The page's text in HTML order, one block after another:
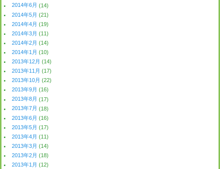
2014年6月 (14)
2014年5月 (21)
2014年4月 (19)
2014年3月 (11)
2014年2月 (14)
2014年1月 (10)
2013年12月 (14)
2013年11月 (17)
2013年10月 (22)
2013年9月 (16)
2013年8月 (17)
2013年7月 (18)
2013年6月 (16)
2013年5月 (17)
2013年4月 (11)
2013年3月 (14)
2013年2月 (18)
2013年1月 (12)